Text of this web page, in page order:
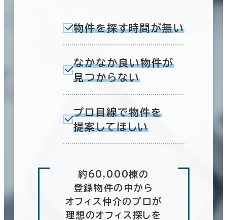
物件を探す時間が無い
なかなか良い物件が
見つからない
プロ目線で物件を
提案してほしい
約60,000棟の
登録物件の中から
オフィス仲介のプロが
理想のオフィス探しを